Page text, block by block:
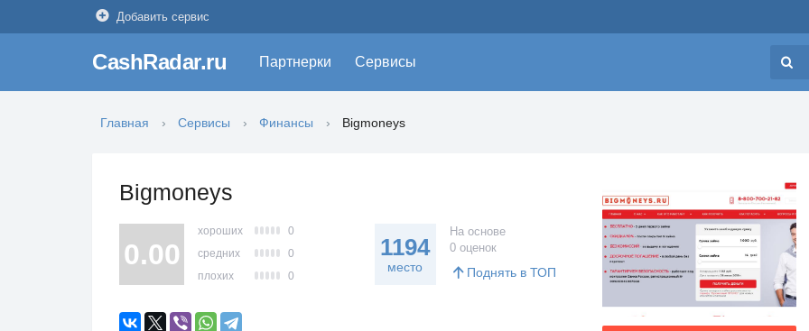
Добавить сервис
CashRadar.ru Партнерки Сервисы
Главная Сервисы Финансы Bigmoneys
Bigmoneys
0.00
хороших
0
средних
0
плохих
0
1194
место
На основе
0 оценок
Поднять в ТОП